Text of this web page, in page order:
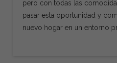
pero con todas las
pasar esta oportunidad y
nuevo hogar en un entorno